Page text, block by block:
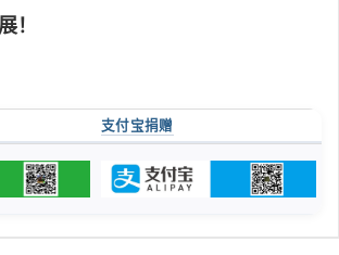
！
支付宝捐赠